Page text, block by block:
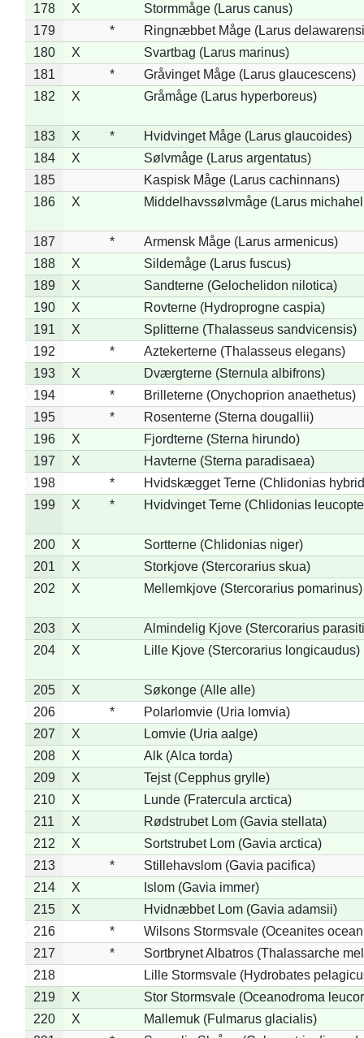
178
X
Stormmåge (Larus canus)
179
*
Ringnæbbet Måge (Larus
180
X
Svartbag (Larus marinus)
181
*
Gråvinget Måge (Larus glaucescens)
182
X Gråmåge (Larus hyperboreus)
183 X *
Hvidvinget Måge (Larus glaucoides)
184
X
Sølvmåge (Larus argentatus)
185
Kaspisk Måge (Larus cachinnans)
186
X Middelhavssølvmåge (Larus
187 *
Armensk Måge (Larus armenicus)
188
X
Sildemåge (Larus fuscus)
189
X
Sandterne (Gelochelidon nilotica)
190
X
Rovterne (Hydroprogne caspia)
191
X
Splitterne (Thalasseus sandvicensis)
192
*
Aztekerterne (Thalasseus elegans)
193
X
Dværgterne (Sternula albifrons)
194
*
Brilleterne (Onychoprion anaethetus)
195
*
Rosenterne (Sterna dougallii)
196
X
Fjordterne (Sterna hirundo)
197
X
Havterne (Sterna paradisaea)
198
*
Hvidskægget Terne (Chlidonias
199
X * Hvidvinget Terne (Chlidonias
200 X
Sortterne (Chlidonias niger)
201
X
Storkjove (Stercorarius skua)
202
X Mellemkjove (Stercorarius pomarinus)
203 X
Almindelig Kjove (Stercorarius
204
X Lille Kjove (Stercorarius longicaudus)
205 X
Søkonge (Alle alle)
206
*
Polarlomvie (Uria lomvia)
207
X
Lomvie (Uria aalge)
208
X
Alk (Alca torda)
209
X
Tejst (Cepphus grylle)
210
X
Lunde (Fratercula arctica)
211
X
Rødstrubet Lom (Gavia stellata)
212
X
Sortstrubet Lom (Gavia arctica)
213
*
Stillehavslom (Gavia pacifica)
214
X
Islom (Gavia immer)
215
X
Hvidnæbbet Lom (Gavia adamsii)
216
*
Wilsons Stormsvale (Oceanites
217
*
Sortbrynet Albatros (Thalassarche
218
Lille Stormsvale (Hydrobates
219
X
Stor Stormsvale (Oceanodroma
220
X
Mallemuk (Fulmarus glacialis)